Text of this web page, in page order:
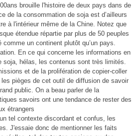
brouille l'histoire de deux pays dans de
de la consommation de soja est d’ailleurs
à l'intérieur même de la Chine. Notez que
étendue répartie par plus de 50 peuples
un continent plutôt qu’un pays.
En ce qui concerne les informations en
soja, hélas, les contenus sont très limités.
et de la prolifération de copier-coller
pièges de cet outil de diffusion de savoir
public. On a beau parler de la
savoirs ont une tendance de rester des
étrangers
tel contexte discordant et confus, les
J'essaie donc de mentionner les faits